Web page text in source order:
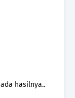
hasilnya..